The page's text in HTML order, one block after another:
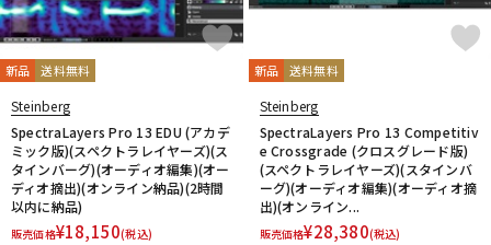
新品 送料無料
Steinberg
SpectraLayers Pro 13 EDU (アカデ
ミック版)(スペクトラレイヤーズ)(ス
タインバーグ)(オーディオ編集)(オー
ディオ摘出)(オンライン納品)(2時間
以内に納品)
販売価格¥18,150(税込)
新品 送料無料
Steinberg
SpectraLayers Pro 13 Competitiv
e Crossgrade (クロスグレード版)
(スペクトラレイヤーズ)(スタインバ
ーグ)(オーディオ編集)(オーディオ摘
出)(オンライン...
販売価格¥28,380(税込)